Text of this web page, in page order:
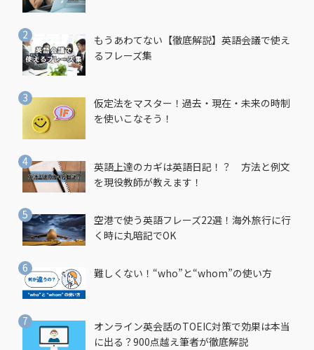
もうあわてない【徹底解説】英語会議で使え
るフレーズ集
仮定法をマスター！過去・現在・未来の時制
を使いこなそう！
英語上達のカギは英語日記！？ 方法と例文
を現役教師が教えます！
空港で使う英語フレーズ22選！海外旅行に行
く時に丸暗記でOK
難しくない！“who”と“whom”の使い方
オンライン英会話のTOEIC対策で効果は本当
に出る？900点越え筆者が徹底解説